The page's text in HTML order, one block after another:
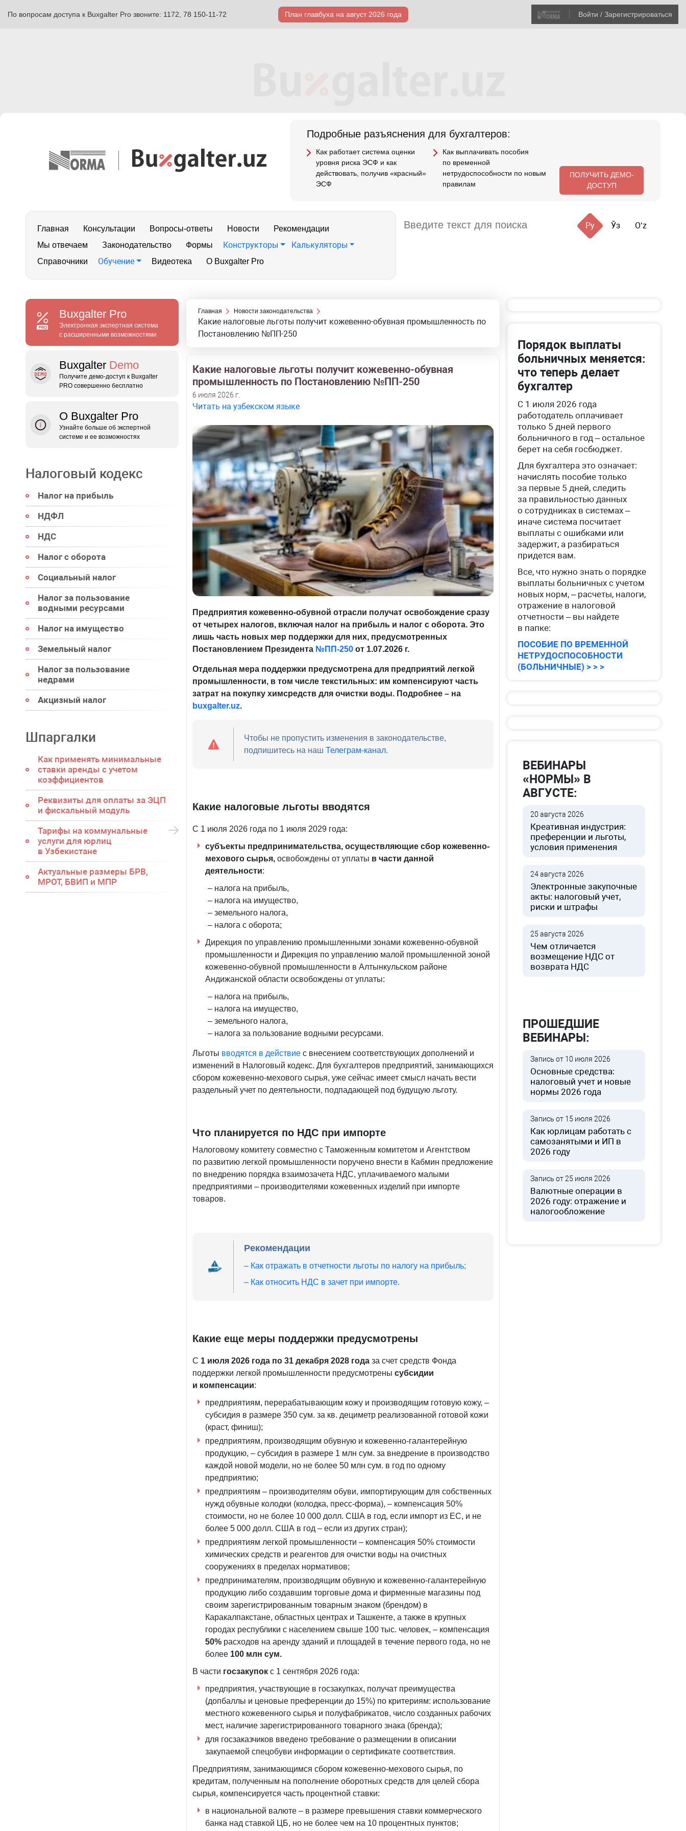
По вопросам доступа к Buxgalter Pro звоните: 1172, 78 150-11-72 План главбуха на август 2026 года Войти / Зарегистрироваться
Подробные разъяснения для бухгалтеров:
Как работает система оценки
уровня риска ЭСФ и как
действовать, получив «красный»
ЭСФ
Как выплачивать пособия
по временной
нетрудоспособности по новым
правилам
ПОЛУЧИТЬ ДЕМО-
ДОСТУП
Главная Консультации Вопросы-ответы Новости
Рекомендации
Мы отвечаем
Законодательство Формы Конструкторы Калькуляторы
Справочники Обучение Видеотека О Buxgalter Pro
Ру Ўз Oʻz
Buxgalter Pro
Электронная экспертная система
с расширенными возможностями
Buxgalter Demo
Получите демо‑доступ к Buxgalter
PRO совершенно бесплатно
О Buxgalter Pro
Узнайте больше об экспертной
системе и ее возможностях
Налоговый кодекс
Налог на прибыль
НДФЛ
НДС
Налог с оборота
Социальный налог
Налог за пользование
водными ресурсами
Налог на имущество
Земельный налог
Налог за пользование
недрами
Акцизный налог
Шпаргалки
Как применять минимальные
ставки аренды с учетом
коэффициентов
Реквизиты для оплаты за ЭЦП
и фискальный модуль
Тарифы на коммунальные
услуги для юрлиц
в Узбекистане
Актуальные размеры БРВ,
МРОТ, БВИП и МПР
Главная Новости законодательства
Какие налоговые льготы получит кожевенно-обувная промышленность по
Постановлению №ПП-250
Какие налоговые льготы получит кожевенно-обувная
промышленность по Постановлению №ПП-250
6 июля 2026 г.
Читать на узбекском языке
Предприятия кожевенно-обувной отрасли получат освобождение сразу
от четырех налогов, включая налог на прибыль и налог с оборота. Это
лишь часть новых мер поддержки для них, предусмотренных
Постановлением Президента №ПП-250от 1.07.2026 г.
Отдельная мера поддержки предусмотрена для предприятий легкой
промышленности, в том числе текстильных: им компенсируют часть
затрат на покупку химсредств для очистки воды. Подробнее – на
buxgalter.uz.
Чтобы не пропустить изменения в законодательстве,
подпишитесь на наш Телеграм-канал.
Какие налоговые льготы вводятся
С 1 июля 2026 года по 1 июля 2029 года:
субъекты предпринимательства, осуществляющие сбор кожевенно-
мехового сырья,освобождены от уплаты в части данной
деятельности:
– налога на прибыль,
– налога на имущество,
– земельного налога,
– налога с оборота;
Дирекция по управлению промышленными зонами кожевенно-обувной
промышленности и Дирекция по управлению малой промышленной зоной
кожевенно-обувной промышленности в Алтынкульском районе
Андижанской области освобождены от уплаты:
– налога на прибыль,
– налога на имущество,
– земельного налога,
– налога за пользование водными ресурсами.
Льготы вводятся в действиес внесением соответствующих дополнений и
изменений в Налоговый кодекс. Для бухгалтеров предприятий, занимающихся
сбором кожевенно-мехового сырья, уже сейчас имеет смысл начать вести
раздельный учет по деятельности, подпадающей под будущую льготу.
Что планируется по НДС при импорте
Налоговому комитету совместно с Таможенным комитетом и Агентством
по развитию легкой промышленности поручено внести в Кабмин предложение
по внедрению порядка взаимозачета НДС, уплачиваемого малыми
предприятиями – производителями кожевенных изделий при импорте
товаров.
Рекомендации
– Как отражать в отчетности льготы по налогу на прибыль;
– Как относить НДС в зачет при импорте.
Какие еще меры поддержки предусмотрены
С 1 июля 2026 года по 31 декабря 2028 годаза счет средств Фонда
поддержки легкой промышленности предусмотрены субсидии
и компенсации:
предприятиям, перерабатывающим кожу и производящим готовую кожу, –
субсидия в размере 350 сум. за кв. дециметр реализованной готовой кожи
(краст, финиш);
предприятиям, производящим обувную и кожевенно-галантерейную
продукцию, – субсидия в размере 1 млн сум. за внедрение в производство
каждой новой модели, но не более 50 млн сум. в год по одному
предприятию;
предприятиям – производителям обуви, импортирующим для собственных
нужд обувные колодки (колодка, пресс-форма), – компенсация 50%
стоимости, но не более 10 000 долл. США в год, если импорт из ЕС, и не
более 5 000 долл. США в год – если из других стран);
предприятиям легкой промышленности – компенсация 50% стоимости
химических средств и реагентов для очистки воды на очистных
сооружениях в пределах нормативов;
предпринимателям, производящим обувную и кожевенно-галантерейную
продукцию либо создавшим торговые дома и фирменные магазины под
своим зарегистрированным товарным знаком (брендом) в
Каракалпакстане, областных центрах и Ташкенте, а также в крупных
городах республики с населением свыше 100 тыс. человек, – компенсация
50%расходов на аренду зданий и площадей в течение первого года, но не
более 100 млн сум.
В части госзакупокс 1 сентября 2026 года:
предприятия, участвующие в госзакупках, получат преимущества
(допбаллы и ценовые преференции до 15%) по критериям: использование
местного кожевенного сырья и полуфабрикатов, число созданных рабочих
мест, наличие зарегистрированного товарного знака (бренда);
для госзаказчиков введено требование о размещении в описании
закупаемой спецобуви информации о сертификате соответствия.
Предприятиям, занимающимся сбором кожевенно-мехового сырья, по
кредитам, полученным на пополнение оборотных средств для целей сбора
сырья, компенсируется часть процентной ставки:
в национальной валюте – в размере превышения ставки коммерческого
банка над ставкой ЦБ, но не более чем на 10 процентных пунктов;
Порядок выплаты
больничных меняется:
что теперь делает
бухгалтер
С 1 июля 2026 года
работодатель оплачивает
только 5 дней первого
больничного в год – остальное
берет на себя госбюджет.
Для бухгалтера это означает:
начислять пособие только
за первые 5 дней, следить
за правильностью данных
о сотрудниках в системах –
иначе система посчитает
выплаты с ошибками или
задержит, а разбираться
придется вам.
Все, что нужно знать о порядке
выплаты больничных с учетом
новых норм, – расчеты, налоги,
отражение в налоговой
отчетности – вы найдете
в папке:
ПОСОБИЕ ПО ВРЕМЕННОЙ
НЕТРУДОСПОСОБНОСТИ
(БОЛЬНИЧНЫЕ) > > >
ВЕБИНАРЫ
«НОРМЫ» В
АВГУСТЕ:
20 августа 2026
Креативная индустрия:
преференции и льготы,
условия применения
24 августа 2026
Электронные закупочные
акты: налоговый учет,
риски и штрафы
25 августа 2026
Чем отличается
возмещение НДС от
возврата НДС
ПРОШЕДШИЕ
ВЕБИНАРЫ:
Запись от 10 июля 2026
Основные средства:
налоговый учет и новые
нормы 2026 года
Запись от 15 июля 2026
Как юрлицам работать с
самозанятыми и ИП в
2026 году
Запись от 25 июля 2026
Валютные операции в
2026 году: отражение и
налогообложение